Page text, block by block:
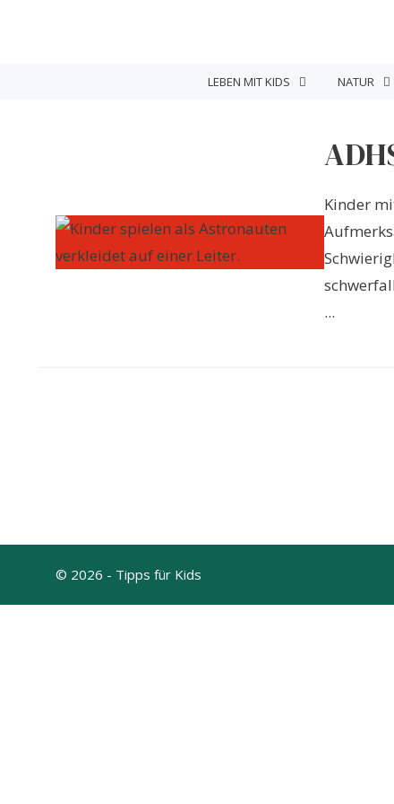
LEBEN MIT KIDS NATUR
Kinder
...
© 2026 - Tipps für Kids